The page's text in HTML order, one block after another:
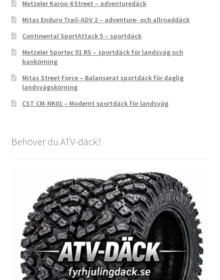
Metzeler Karoo 4 Street – adventuredäck
Mitas Enduro Trail-ADV 2 – adventure- och allroaddäck
Continental SportAttack 5 – sportdäck
Metzeler Sportec 01 RS – sportdäck för landsväg och
bankörning
Mitas Street Force – Balanserat sportdäck för daglig
landsvägskörning
CST CM-NK01 – Modernt sportdäck för landsväg
Behöver du ATV-däck?